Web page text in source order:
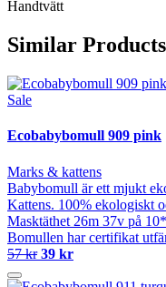
Handtvätt
Similar Products
Sale
Ecobabybomull 909 pink
Marks & kattens
Babybomull är ett mjukt
Kattens. 100% ekologiskt
Masktäthet 26m 37v på
Bomullen har certifikat
57 kr 39 kr